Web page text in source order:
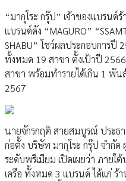
“มากุโระ กรุ๊ป” เจ้าของแบรน
แบรนด์ดัง “MAGURO”
SHABU” โชว์ผลประกอบการปี
ทั้งหมด 19 สาขา ตั้งเป้าปี
สาขา พร้อมทำรายได้เกิน 1 พัน
2567
นายจักรกฤติ สายสมบูรณ์ ประธ
ก่อตั้ง บริษัท มากุโระ กรุ๊ป จำกั
ระดับพรีเมียม เปิดเผยว่า ภายใ
เครือ ทั้งหมด 3 แบรนด์ ได้แก่ ร้